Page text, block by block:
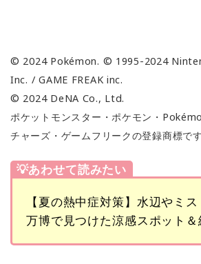
© 2024 Pokémon. © 1995-2024
Inc. / GAME FREAK inc.
© 2024 DeNA Co., Ltd.
ポケットモンスター・ポケモン・
チャーズ・ゲームフリークの登録商標です
💡あわせて読みたい
【夏の熱中症対策】水辺やミス
万博で見つけた涼感スポット